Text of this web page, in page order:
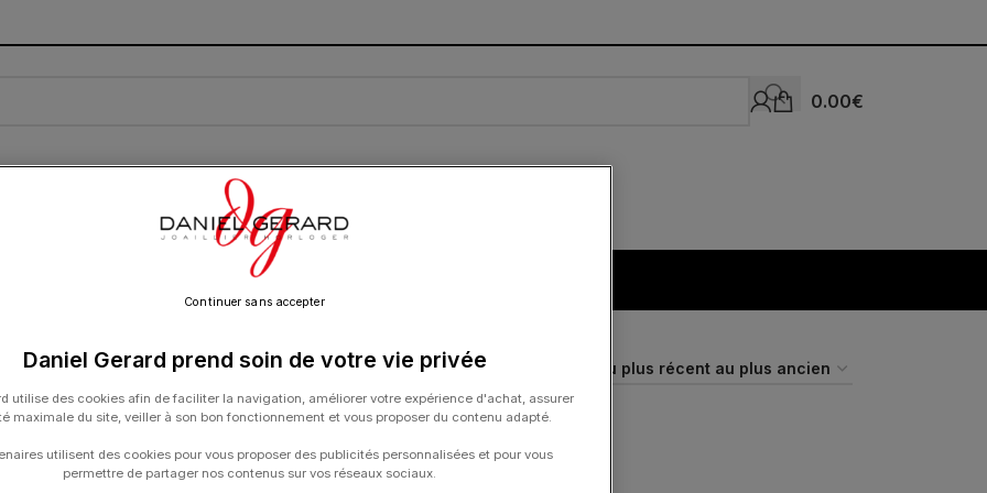
0.00€
CARTE CADEAU CONTACT
Argent
/ Argent Show 9 12 18 24
Daniel Gerard prend soin de votre vie privée
utilise des cookies afin de faciliter la navigation, améliorer votre expérience d'achat, assurer
maximale du site, veiller à son bon fonctionnement et vous proposer du contenu adapté.
utilisent des cookies pour vous proposer des publicités personnalisées et pour vous
permettre de partager nos contenus sur vos réseaux sociaux.
Continuer sans accepter